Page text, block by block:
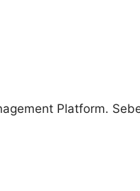
Platform.